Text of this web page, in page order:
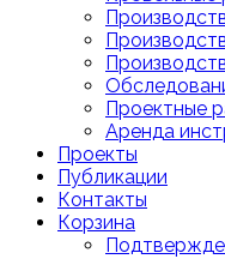
Проектные
Аренда
Проекты
Публикации
Контакты
Корзина